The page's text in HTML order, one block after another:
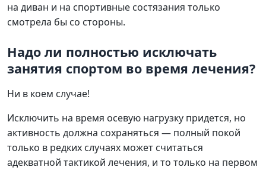
на диван и на спортивные состязания только
смотрела бы со стороны.
Надо ли полностью исключать
занятия спортом во время лечения?
Ни в коем случае!
Исключить на время осевую нагрузку придется, но
активность должна сохраняться — полный покой
только в редких случаях может считаться
адекватной тактикой лечения, и то только на первом